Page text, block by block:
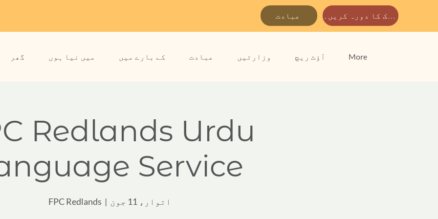
عبادت ہمارے پارک کا دورہ کریں۔
گھر میں نیا ہوں کے بارے میں عبادت وزارتیں آؤٹ ریچ More
Redlands Urdu
Service
اتوار، 11 جون
  |
FPC Redlands